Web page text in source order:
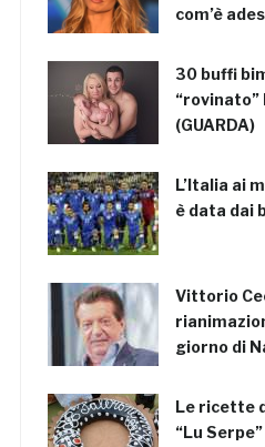
com’è
30 buffi
(GUARDA)
L’Italia ai
è data dai
Vittorio
giorno di
Le ricette
“Lu